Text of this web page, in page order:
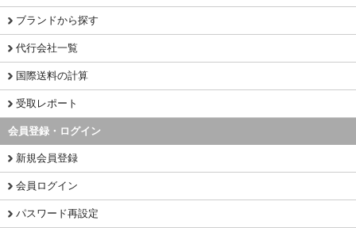
ブランドから探す
代行会社一覧
国際送料の計算
受取レポート
会員登録・ログイン
新規会員登録
会員ログイン
パスワード再設定